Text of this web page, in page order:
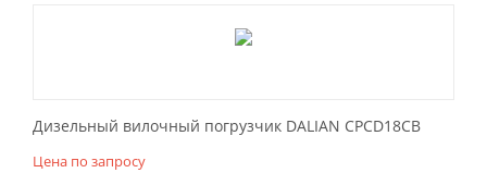
Дизельный вилочный погрузчик DALIAN CPCD18CB
Цена по запросу